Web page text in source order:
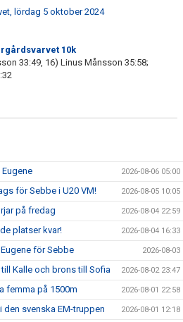
lördag 5 oktober 2024
10k
33:49, 16) Linus Månsson 35:58;
2026-08-06 05:00
för Sebbe i U20 VM! 2026-08-05 10:05
på fredag 2026-08-04 22:59
platser kvar! 2026-08-04 16:33
för Sebbe 2026-08-03
Kalle och brons till Sofia 2026-08-02 23:47
femma på 1500m 2026-08-01 22:58
den svenska EM-truppen 2026-08-01 12:18